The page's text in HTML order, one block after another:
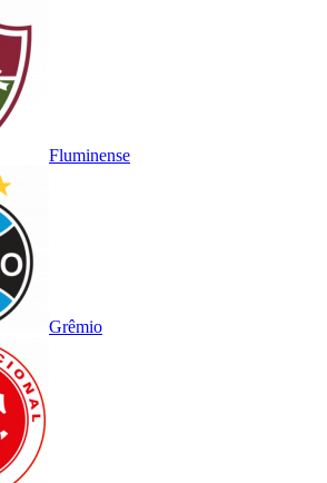
Fluminense
Grêmio